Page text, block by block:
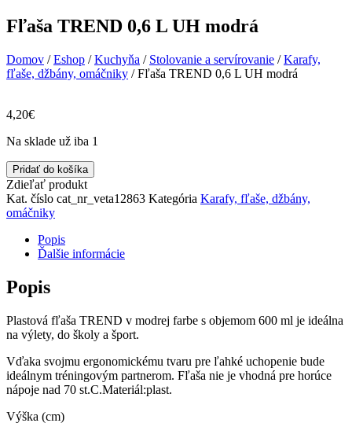
Fľaša TREND 0,6 L UH modrá
Domov /Eshop /Kuchyňa / Stolovanie a servírovanie /Karafy,
fľaše, džbány, omáčniky / Fľaša TREND 0,6 L UH modrá
4,20€
Na sklade už iba 1
množstvo
Fľaša
TREND
0,6
modrá
Pridať do košíka
Zdieľať produkt
Kat. číslo cat_nr_veta12863 Kategória Karafy, fľaše, džbány,
omáčniky
Popis
Ďalšie informácie
Popis
Plastová fľaša TREND v modrej farbe s objemom 600 ml je ideálna
na výlety, do školy a šport.
Vďaka svojmu ergonomickému tvaru pre ľahké uchopenie bude
ideálnym tréningovým partnerom. Fľaša nie je vhodná pre horúce
nápoje nad 70 st.C.Materiál:plast.
Výška (cm)